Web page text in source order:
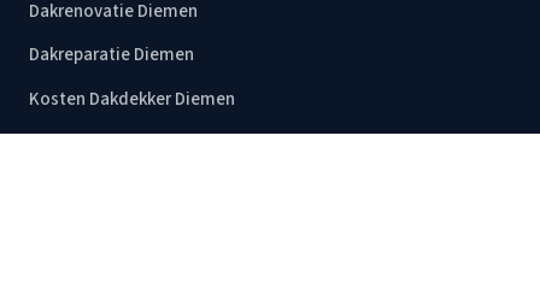
Dakrenovatie Diemen
Dakreparatie Diemen
Kosten Dakdekker Diemen